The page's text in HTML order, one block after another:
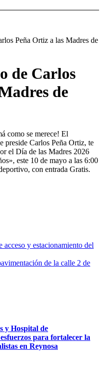
Peña Ortiz a las Madres de
de Carlos
de
como se merece! El
preside Carlos Peña Ortiz, te
el Día de las Madres 2026
este 10 de mayo a las 6:00
con entrada Gratis.
acceso y estacionamiento del
de la calle 2 de
y Hospital de
para fortalecer la
en Reynosa